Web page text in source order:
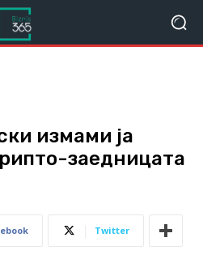
измами ја
заедницата
Twitter